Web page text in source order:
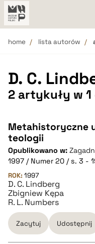
home lista autorów
D. C.
2 artykuły w
Metahistoryczne
teologii
Opublikowano w:
1997 / Numer 20 / s. 3 -
ROK: 1997
D. C. Lindberg
Zbigniew Kępa
R. L. Numbers
Zacytuj Udostępnij